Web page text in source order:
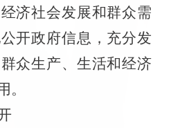
经济社会发展和群众需
开政府信息，充分发
众生产、生活和经济
。